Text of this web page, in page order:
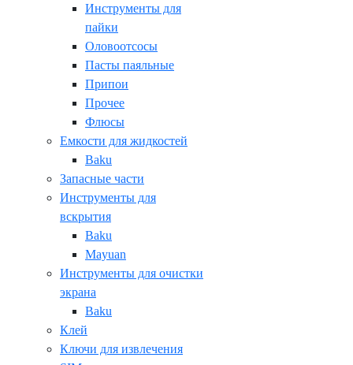
Инструменты для
пайки
Оловоотсосы
Пасты паяльные
Припои
Прочее
Флюсы
Емкости для жидкостей
Baku
Запасные части
Инструменты для
вскрытия
Baku
Mayuan
Инструменты для очистки
экрана
Baku
Клей
Ключи для извлечения